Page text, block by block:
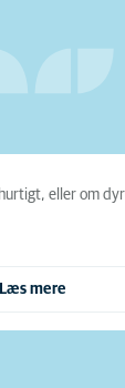
eller om
Læs mere